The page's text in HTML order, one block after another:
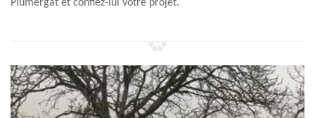
Plumergat et confiez-lui votre projet.